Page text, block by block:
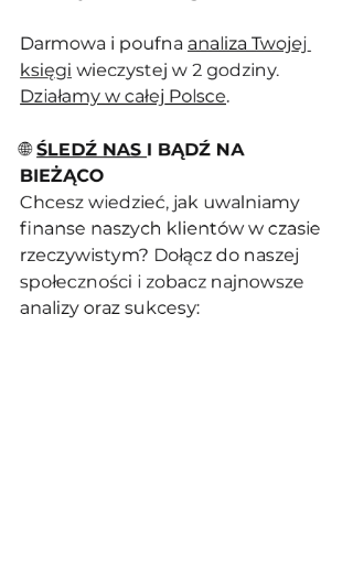
Darmowa i poufna analiza Twojej
księgi wieczystej w 2 godziny.
Działamy w całej Polsce.
🌐 ŚLEDŹ NAS I BĄDŹ NA
BIEŻĄCO
Chcesz wiedzieć, jak uwalniamy
finanse naszych klientów w czasie
rzeczywistym? Dołącz do naszej
społeczności i zobacz najnowsze
analizy oraz sukcesy: